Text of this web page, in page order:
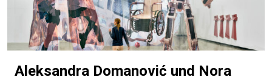
Aleksandra Domanović und Nora